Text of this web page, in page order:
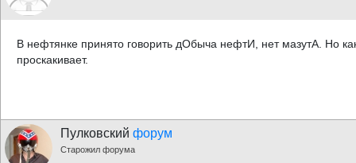
В нефтянке принято говорить дОбыча нефтИ, нет мазутА. Но
проскакивает.
Пулковский форум
Старожил форума